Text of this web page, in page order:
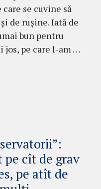
se cuvine să
de rușine. Iată de
bun pentru
jos, pe care l-am …
pe cît de grav
pe atît de